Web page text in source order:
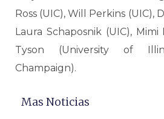
Ross (UIC), Will Perkins (UIC),
Laura Schaposnik (UIC),
Tyson (University of
Champaign).
Mas Noticias